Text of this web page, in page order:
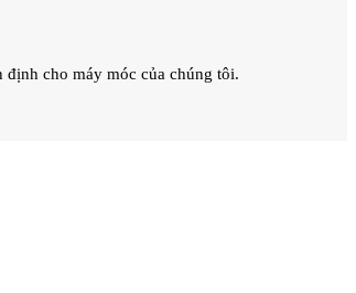
định cho máy móc của chúng tôi.